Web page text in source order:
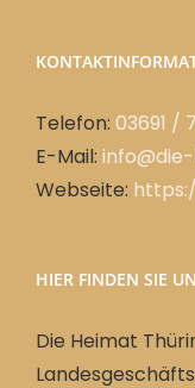
Telefon: 03691 /
E-Mail:
Webseite:
HIER FINDEN SIE
Die Heimat